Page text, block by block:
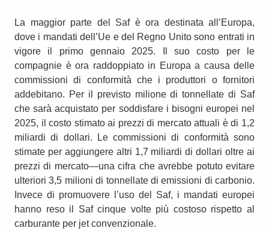
La maggior parte del Saf è ora destinata all’Europa,
dove i mandati dell’Ue e del Regno Unito sono entrati in
vigore il primo gennaio 2025. Il suo costo per le
compagnie è ora raddoppiato in Europa a causa delle
commissioni di conformità che i produttori o fornitori
addebitano. Per il previsto milione di tonnellate di Saf
che sarà acquistato per soddisfare i bisogni europei nel
2025, il costo stimato ai prezzi di mercato attuali è di 1,2
miliardi di dollari. Le commissioni di conformità sono
stimate per aggiungere altri 1,7 miliardi di dollari oltre ai
prezzi di mercato—una cifra che avrebbe potuto evitare
ulteriori 3,5 milioni di tonnellate di emissioni di carbonio.
Invece di promuovere l’uso del Saf, i mandati europei
hanno reso il Saf cinque volte più costoso rispetto al
carburante per jet convenzionale.